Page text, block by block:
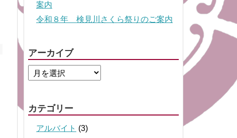
案内
令和８年 検見川さくら祭りのご案内
アーカイブ
カテゴリー
アルバイト (3)